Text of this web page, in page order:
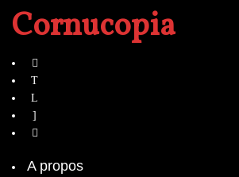
Cornucopia
A propos